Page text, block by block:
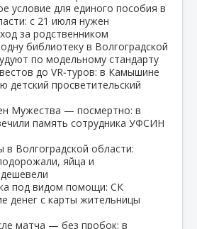
условие для единого пособия в
с 21 июля нужен
за родственником
библиотеку в Волгоградской
по модельному стандарту
до VR‑туров: в Камышине
детский просветительский
Мужества — посмертно: в
память сотрудника УФСИН
в Волгоградской области:
яйца и
под видом помощи: СК
денег с карты жительницы
матча — без пробок: в